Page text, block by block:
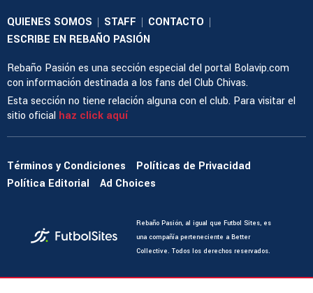
QUIENES SOMOS STAFF CONTACTO
ESCRIBE EN REBAÑO PASIÓN
Rebaño Pasión es una sección especial del portal Bolavip.com
con información destinada a los fans del Club Chivas.
Esta sección no tiene relación alguna con el club. Para visitar el
sitio oficial haz click aquí
Términos y Condiciones
Políticas de Privacidad
Política Editorial
Ad Choices
Rebaño Pasión, al igual que Futbol Sites, es
una compañía perteneciente a Better
Collective. Todos los derechos reservados.